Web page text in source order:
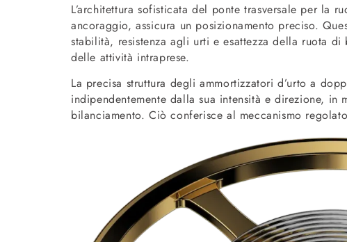
L’architettura sofisticata del ponte trasversale per la
ancoraggio, assicura un posizionamento preciso.
stabilità, resistenza agli urti e esattezza della ruota di
delle attività intraprese.
La precisa struttura degli ammortizzatori d’urto a
indipendentemente dalla sua intensità e direzione, in
bilanciamento. Ciò conferisce al meccanismo